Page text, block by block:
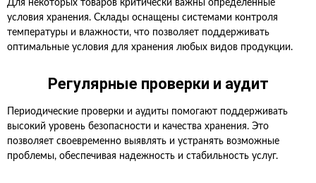
Для некоторых товаров критически важны определенные
условия хранения. Склады оснащены системами контроля
температуры и влажности, что позволяет поддерживать
оптимальные условия для хранения любых видов продукции.
Регулярные проверки и аудит
Периодические проверки и аудиты помогают поддерживать
высокий уровень безопасности и качества хранения. Это
позволяет своевременно выявлять и устранять возможные
проблемы, обеспечивая надежность и стабильность услуг.